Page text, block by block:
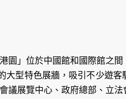
園」位於中國館和國際館之
大型特色展牆，吸引不少遊
議展覽中心、政府總部、立